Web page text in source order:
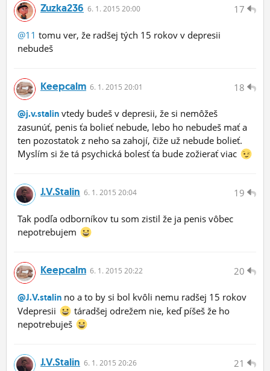
17
Zuzka236 6. 1. 2015 20:00
@11 tomu ver, že radšej tých 15 rokov v depresii
nebudeš
18
Keepcalm 6. 1. 2015 20:01
@j.v.stalin vtedy budeš v depresii, že si nemôžeš
zasunúť, penis ťa bolieť nebude, lebo ho nebudeš mať a
ten pozostatok z neho sa zahojí, čiže už nebude bolieť.
Myslím si že tá psychická bolesť ťa bude zožierať viac
19
J.v.stalin 6. 1. 2015 20:04
Tak podľa odborníkov tu som zistil že ja penis vôbec
nepotrebujem
20
Keepcalm 6. 1. 2015 20:22
@J.V.stalin no a to by si bol kvôli nemu radšej 15 rokov
Vdepresii
táradšej odrežem nie, keď píšeš že ho
nepotrebuješ
21
J.v.stalin 6. 1. 2015 20:26